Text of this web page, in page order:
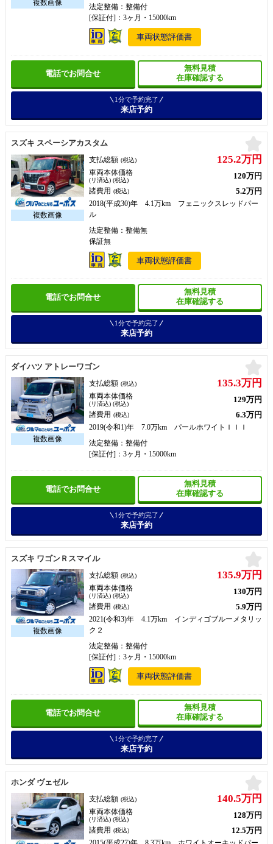
法定整備：整備付
[保証付]：3ヶ月・15000km
車両状態評価書
電話でお問合せ
無料見積
在庫確認する
1分で予約完了
来店予約
スズキ スペーシアカスタム
支払総額 (税込) 125.2万円
車両本体価格
(リ済込) (税込) 120万円
諸費用 (税込) 5.2万円
2018(平成30)年 4.1万km フェニックスレッドパー
ル
法定整備：整備無
保証無
車両状態評価書
電話でお問合せ
無料見積
在庫確認する
1分で予約完了
来店予約
ダイハツ アトレーワゴン
支払総額 (税込) 135.3万円
車両本体価格
(リ済込) (税込) 129万円
諸費用 (税込) 6.3万円
2019(令和1)年 7.0万km パールホワイトＩＩＩ
法定整備：整備付
[保証付]：3ヶ月・15000km
電話でお問合せ
無料見積
在庫確認する
1分で予約完了
来店予約
スズキ ワゴンＲスマイル
支払総額 (税込) 135.9万円
車両本体価格
(リ済込) (税込) 130万円
諸費用 (税込) 5.9万円
2021(令和3)年 4.1万km インディゴブルーメタリッ
ク２
法定整備：整備付
[保証付]：3ヶ月・15000km
車両状態評価書
電話でお問合せ
無料見積
在庫確認する
1分で予約完了
来店予約
ホンダ ヴェゼル
支払総額 (税込) 140.5万円
車両本体価格
(リ済込) (税込) 128万円
諸費用 (税込) 12.5万円